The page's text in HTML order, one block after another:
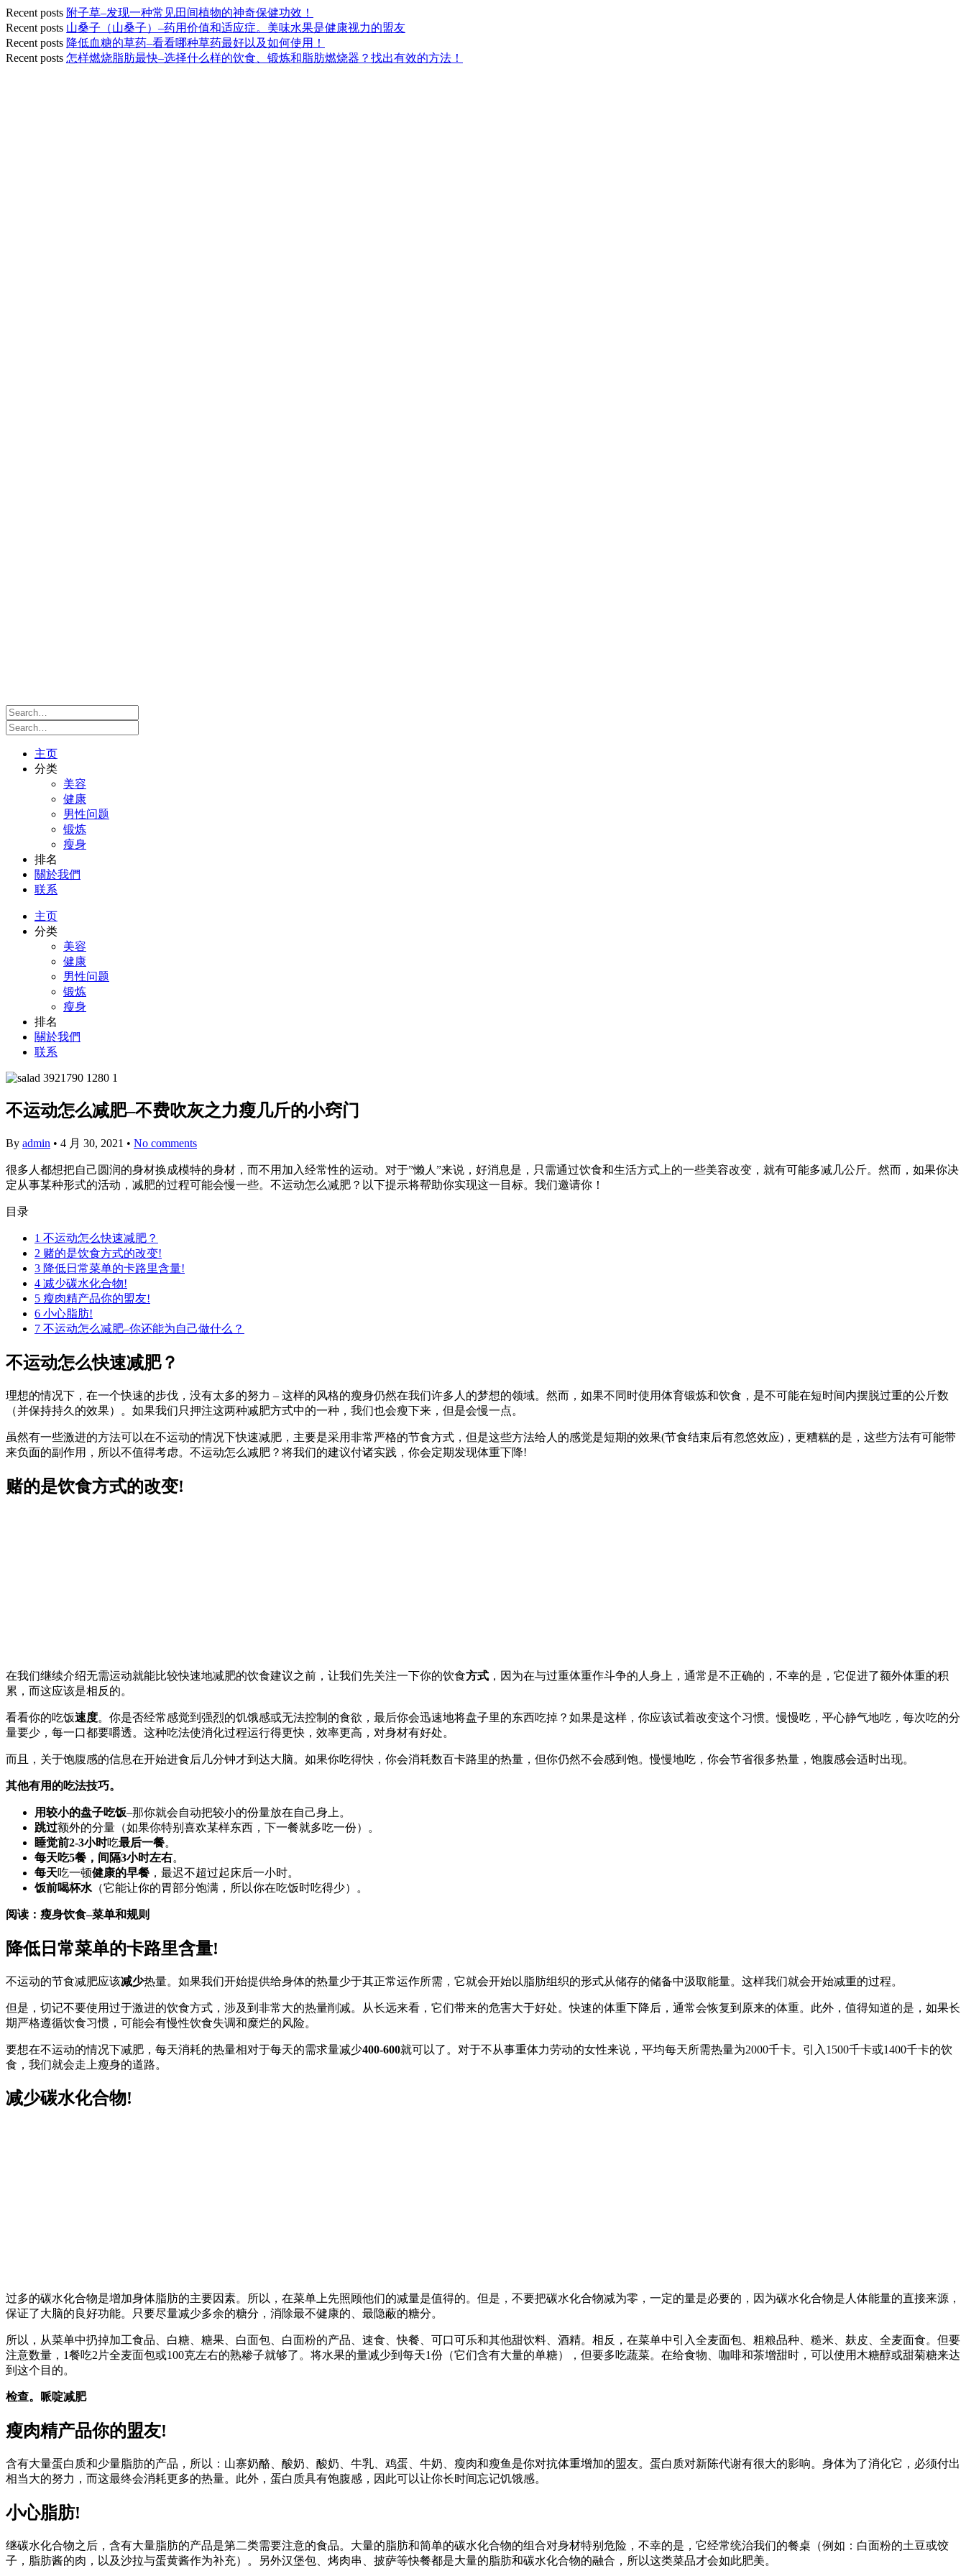
Recent posts 附子草–发现一种常见田间植物的神奇保健功效！
Recent posts 山桑子（山桑子）–药用价值和适应症。美味水果是健康视力的盟友
Recent posts 降低血糖的草药–看看哪种草药最好以及如何使用！
Recent posts 怎样燃烧脂肪最快–选择什么样的饮食、锻炼和脂肪燃烧器？找出有效的方法！
主页
分类
美容
健康
男性问题
锻炼
瘦身
排名
關於我們
联系
主页
分类
美容
健康
男性问题
锻炼
瘦身
排名
關於我們
联系
不运动怎么减肥–不费吹灰之力瘦几斤的小窍门
By admin • 4 月 30, 2021 • No comments
很多人都想把自己圆润的身材换成模特的身材，而不用加入经常性的运动。对于”懒人”来说，好消息是，只需通过饮食和生活方式上的一些美容改变，就有可能多减几公斤。然而，如果你决
定从事某种形式的活动，减肥的过程可能会慢一些。不运动怎么减肥？以下提示将帮助你实现这一目标。我们邀请你！
目录
1 不运动怎么快速减肥？
2 赌的是饮食方式的改变!
3 降低日常菜单的卡路里含量!
4 减少碳水化合物!
5 瘦肉精产品你的盟友!
6 小心脂肪!
7 不运动怎么减肥–你还能为自己做什么？
不运动怎么快速减肥？
理想的情况下，在一个快速的步伐，没有太多的努力 – 这样的风格的瘦身仍然在我们许多人的梦想的领域。然而，如果不同时使用体育锻炼和饮食，是不可能在短时间内摆脱过重的公斤数
（并保持持久的效果）。如果我们只押注这两种减肥方式中的一种，我们也会瘦下来，但是会慢一点。
虽然有一些激进的方法可以在不运动的情况下快速减肥，主要是采用非常严格的节食方式，但是这些方法给人的感觉是短期的效果(节食结束后有忽悠效应)，更糟糕的是，这些方法有可能带
来负面的副作用，所以不值得考虑。不运动怎么减肥？将我们的建议付诸实践，你会定期发现体重下降!
赌的是饮食方式的改变!
在我们继续介绍无需运动就能比较快速地减肥的饮食建议之前，让我们先关注一下你的饮食方式 ，因为在与过重体重作斗争的人身上，通常是不正确的，不幸的是，它促进了额外体重的积
累，而这应该是相反的。
看看你的吃饭速度。你是否经常感觉到强烈的饥饿感或无法控制的食欲，最后你会迅速地将盘子里的东西吃掉？如果是这样，你应该试着改变这个习惯。慢慢吃，平心静气地吃，每次吃的分
量要少，每一口都要嚼透。这种吃法使消化过程运行得更快，效率更高，对身材有好处。
而且，关于饱腹感的信息在开始进食后几分钟才到达大脑。如果你吃得快，你会消耗数百卡路里的热量，但你仍然不会感到饱。慢慢地吃，你会节省很多热量，饱腹感会适时出现。
其他有用的吃法技巧。
用较小的盘子吃饭–那你就会自动把较小的份量放在自己身上。
跳过额外的分量（如果你特别喜欢某样东西，下一餐就多吃一份）。
睡觉前2-3小时吃最后一餐。
每天吃5餐，间隔3小时左右。
每天吃一顿健康的早餐 ，最迟不超过起床后一小时。
饭前喝杯水 （它能让你的胃部分饱满，所以你在吃饭时吃得少）。
阅读：瘦身饮食–菜单和规则
降低日常菜单的卡路里含量!
不运动的节食减肥应该减少热量。如果我们开始提供给身体的热量少于其正常运作所需，它就会开始以脂肪组织的形式从储存的储备中汲取能量。这样我们就会开始减重的过程。
但是，切记不要使用过于激进的饮食方式，涉及到非常大的热量削减。从长远来看，它们带来的危害大于好处。快速的体重下降后，通常会恢复到原来的体重。此外，值得知道的是，如果长
期严格遵循饮食习惯，可能会有慢性饮食失调和糜烂的风险。
要想在不运动的情况下减肥，每天消耗的热量相对于每天的需求量减少400-600就可以了。对于不从事重体力劳动的女性来说，平均每天所需热量为2000千卡。引入1500千卡或1400千卡的饮
食，我们就会走上瘦身的道路。
减少碳水化合物!
过多的碳水化合物是增加身体脂肪的主要因素。所以，在菜单上先照顾他们的减量是值得的。但是，不要把碳水化合物减为零，一定的量是必要的，因为碳水化合物是人体能量的直接来源，
保证了大脑的良好功能。只要尽量减少多余的糖分，消除最不健康的、最隐蔽的糖分。
所以，从菜单中扔掉加工食品、白糖、糖果、白面包、白面粉的产品、速食、快餐、可口可乐和其他甜饮料、酒精。相反，在菜单中引入全麦面包、粗粮品种、糙米、麸皮、全麦面食。但要
注意数量，1餐吃2片全麦面包或100克左右的熟糁子就够了。将水果的量减少到每天1份（它们含有大量的单糖），但要多吃蔬菜。在给食物、咖啡和茶增甜时，可以使用木糖醇或甜菊糖来达
到这个目的。
检查。哌啶减肥
瘦肉精产品你的盟友!
含有大量蛋白质和少量脂肪的产品，所以：山寨奶酪、酸奶、酸奶、牛乳、鸡蛋、牛奶、瘦肉和瘦鱼是你对抗体重增加的盟友。蛋白质对新陈代谢有很大的影响。身体为了消化它，必须付出
相当大的努力，而这最终会消耗更多的热量。此外，蛋白质具有饱腹感，因此可以让你长时间忘记饥饿感。
小心脂肪!
继碳水化合物之后，含有大量脂肪的产品是第二类需要注意的食品。大量的脂肪和简单的碳水化合物的组合对身材特别危险，不幸的是，它经常统治我们的餐桌（例如：白面粉的土豆或饺
子，脂肪酱的肉，以及沙拉与蛋黄酱作为补充）。另外汉堡包、烤肉串、披萨等快餐都是大量的脂肪和碳水化合物的融合，所以这类菜品才会如此肥美。